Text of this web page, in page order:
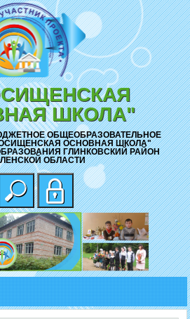
ШКОЛА"
ОБЩЕОБРАЗОВАТЕЛЬНОЕ
ОСНОВНАЯ ШКОЛА"
ГЛИНКОВСКИЙ РАЙОН
ОБЛАСТИ